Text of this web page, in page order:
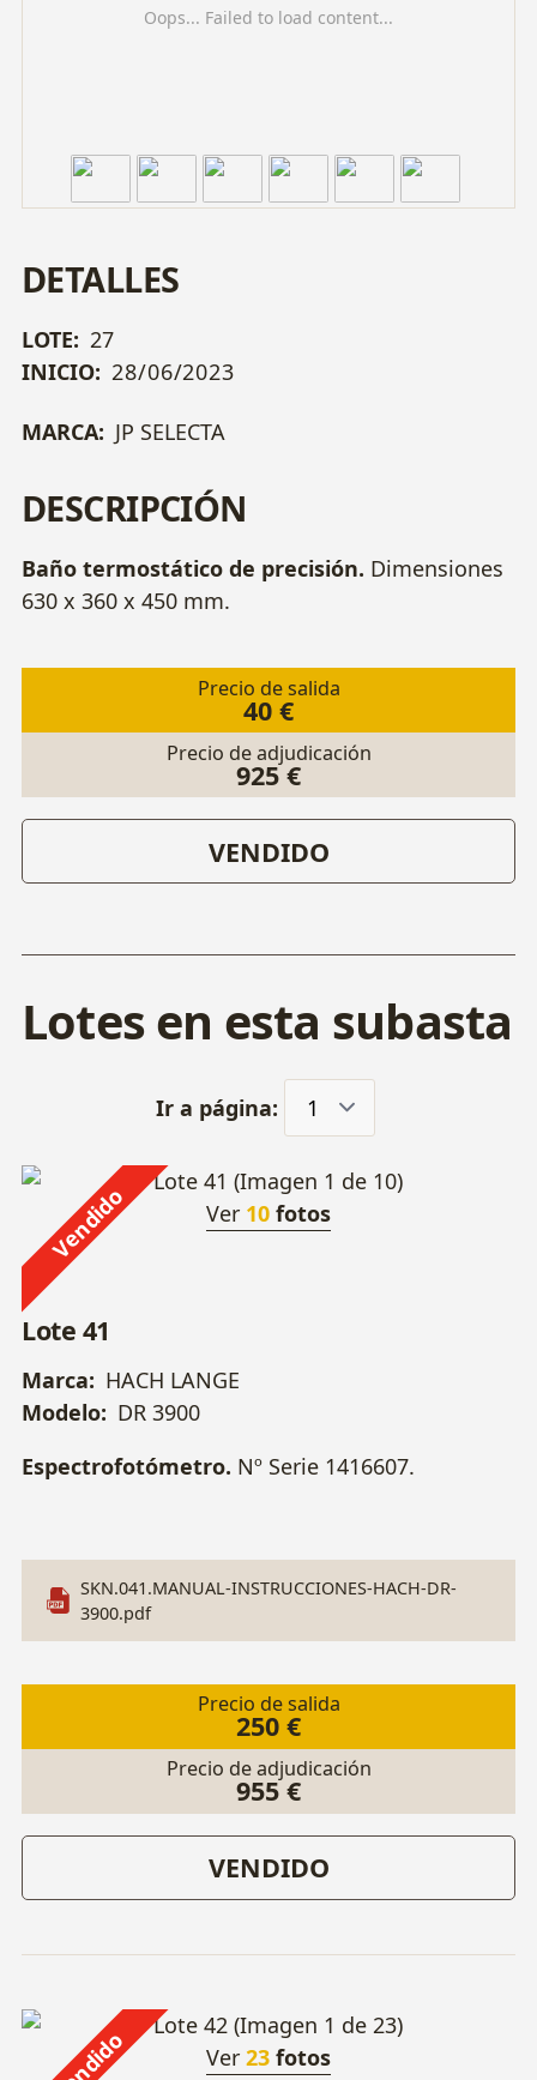
Oops... Failed to load content...
DETALLES
LOTE: 27
INICIO: 28/06/2023
MARCA: JP SELECTA
DESCRIPCIÓN
Baño termostático de precisión. Dimensiones
630 x 360 x 450 mm.
Precio de salida
40 €
Precio de adjudicación
925 €
VENDIDO
Lotes en esta subasta
Ir a página:
Vendido Ver 10 fotos
Lote 41
Marca: HACH LANGE
Modelo: DR 3900
Espectrofotómetro. Nº Serie 1416607.
SKN.041.MANUAL-INSTRUCCIONES-HACH-DR-
3900.pdf
Precio de salida
250 €
Precio de adjudicación
955 €
VENDIDO
Ver 23 fotos